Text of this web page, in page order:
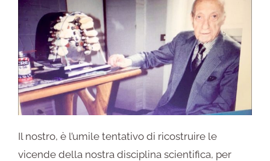
Il nostro, è l’umile tentativo di ricostruire le
vicende della nostra disciplina scientifica, per